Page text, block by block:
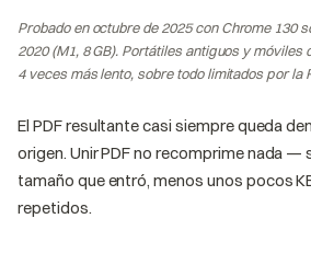
Probado en octubre de 2025 con Chrome 130
2020 (M1, 8 GB). Portátiles antiguos y móviles
4 veces más lento, sobre todo limitados por la
El PDF resultante casi siempre queda
origen. Unir PDF no recomprime nada —
tamaño que entró, menos unos pocos
repetidos.